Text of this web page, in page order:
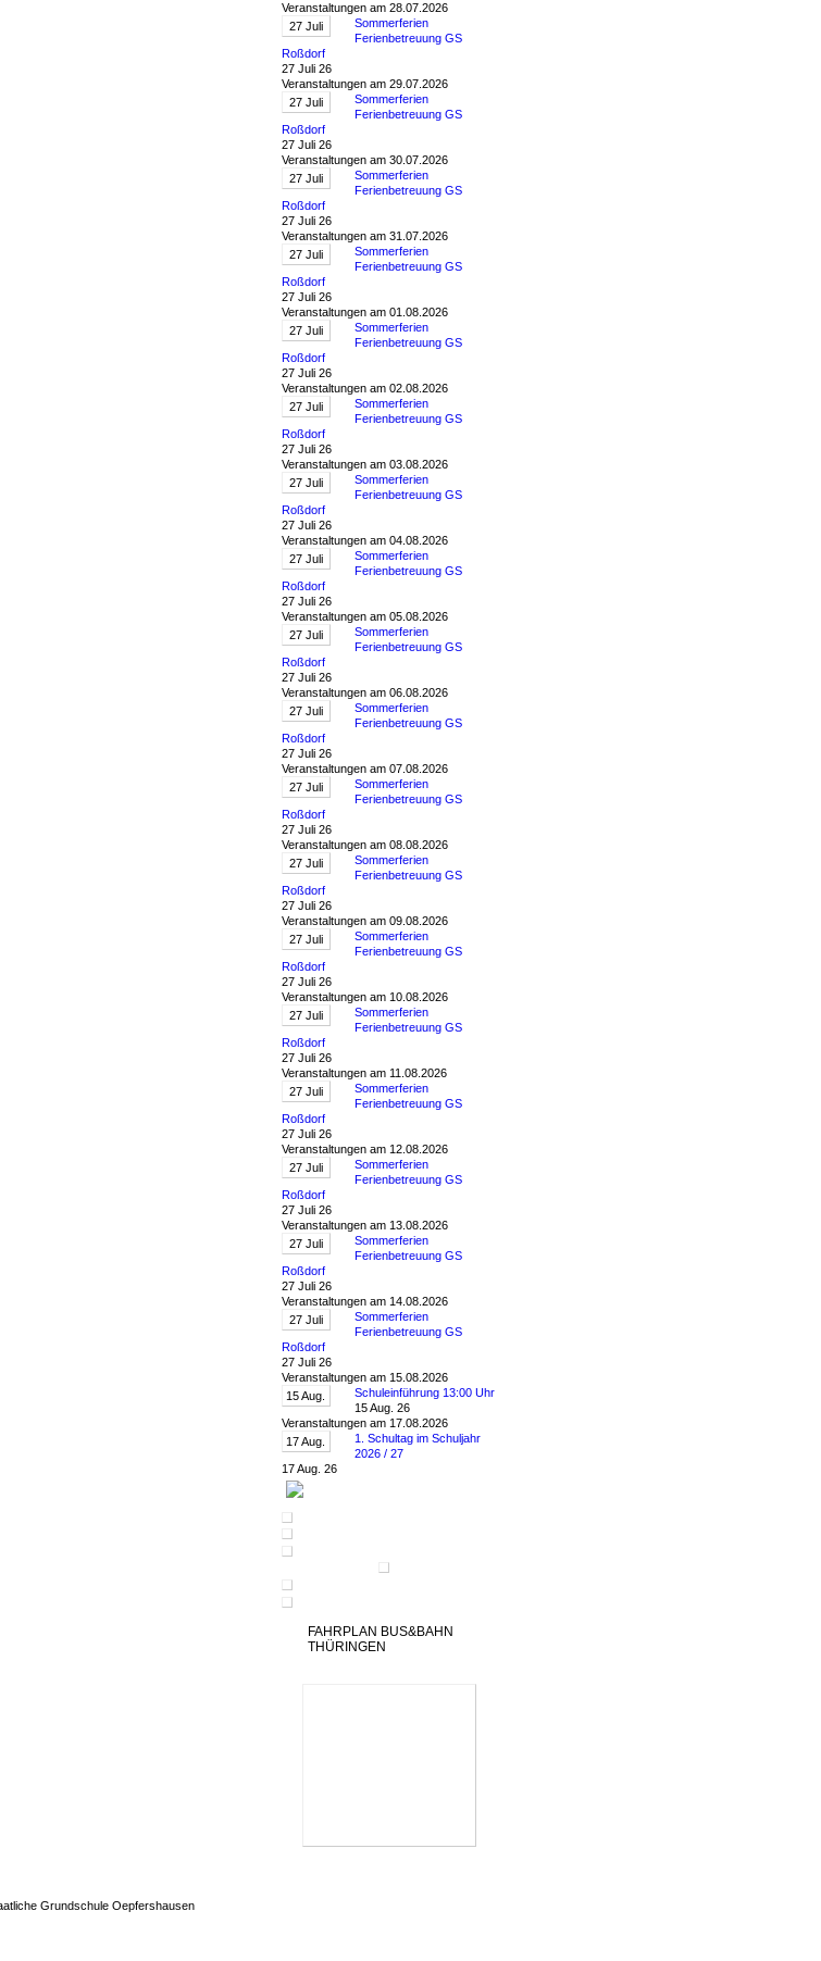
Veranstaltungen am 28.07.2026
27 Juli
Sommerferien
Ferienbetreuung GS
Roßdorf
27 Juli 26
Veranstaltungen am 29.07.2026
27 Juli
Sommerferien
Ferienbetreuung GS
Roßdorf
27 Juli 26
Veranstaltungen am 30.07.2026
27 Juli
Sommerferien
Ferienbetreuung GS
Roßdorf
27 Juli 26
Veranstaltungen am 31.07.2026
27 Juli
Sommerferien
Ferienbetreuung GS
Roßdorf
27 Juli 26
Veranstaltungen am 01.08.2026
27 Juli
Sommerferien
Ferienbetreuung GS
Roßdorf
27 Juli 26
Veranstaltungen am 02.08.2026
27 Juli
Sommerferien
Ferienbetreuung GS
Roßdorf
27 Juli 26
Veranstaltungen am 03.08.2026
27 Juli
Sommerferien
Ferienbetreuung GS
Roßdorf
27 Juli 26
Veranstaltungen am 04.08.2026
27 Juli
Sommerferien
Ferienbetreuung GS
Roßdorf
27 Juli 26
Veranstaltungen am 05.08.2026
27 Juli
Sommerferien
Ferienbetreuung GS
Roßdorf
27 Juli 26
Veranstaltungen am 06.08.2026
27 Juli
Sommerferien
Ferienbetreuung GS
Roßdorf
27 Juli 26
Veranstaltungen am 07.08.2026
27 Juli
Sommerferien
Ferienbetreuung GS
Roßdorf
27 Juli 26
Veranstaltungen am 08.08.2026
27 Juli
Sommerferien
Ferienbetreuung GS
Roßdorf
27 Juli 26
Veranstaltungen am 09.08.2026
27 Juli
Sommerferien
Ferienbetreuung GS
Roßdorf
27 Juli 26
Veranstaltungen am 10.08.2026
27 Juli
Sommerferien
Ferienbetreuung GS
Roßdorf
27 Juli 26
Veranstaltungen am 11.08.2026
27 Juli
Sommerferien
Ferienbetreuung GS
Roßdorf
27 Juli 26
Veranstaltungen am 12.08.2026
27 Juli
Sommerferien
Ferienbetreuung GS
Roßdorf
27 Juli 26
Veranstaltungen am 13.08.2026
27 Juli
Sommerferien
Ferienbetreuung GS
Roßdorf
27 Juli 26
Veranstaltungen am 14.08.2026
27 Juli
Sommerferien
Ferienbetreuung GS
Roßdorf
27 Juli 26
Veranstaltungen am 15.08.2026
15Aug.
Schuleinführung 13:00 Uhr
15 Aug. 26
Veranstaltungen am 17.08.2026
17Aug.
1. Schultag im Schuljahr
2026 / 27
17 Aug. 26
FAHRPLAN BUS&BAHN
THÜRINGEN
Grundschule Oepfershausen